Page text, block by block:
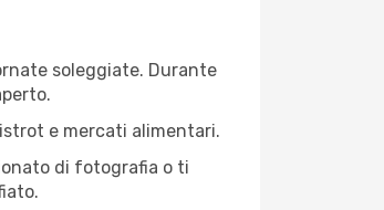
soleggiate. Durante
e mercati alimentari.
di fotografia o ti